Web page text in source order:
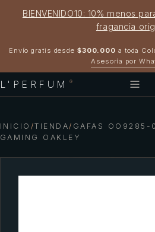
BIENVENIDO10: 10% menos
fragancia
Envío gratis desde $300.000 a toda
Asesoría por
L'PERFUM ®
INICIO /TIENDA/ GAFAS OO9285-
GAMING OAKLEY